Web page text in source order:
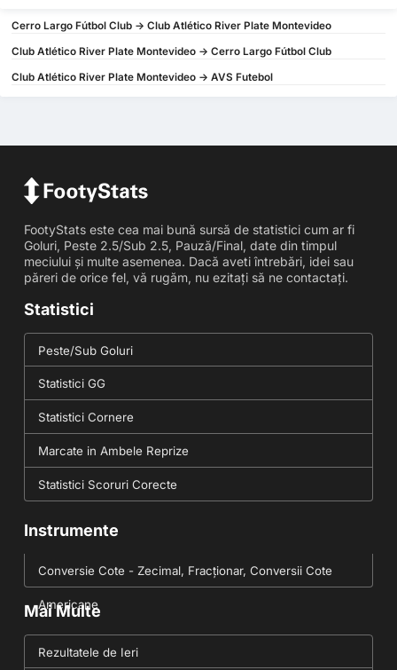
Cerro Largo Fútbol Club -> Club Atlético River Plate Montevideo
Club Atlético River Plate Montevideo -> Cerro Largo Fútbol Club
Club Atlético River Plate Montevideo -> AVS Futebol
FootyStats este cea mai bună sursă de statistici cum ar fi
Goluri, Peste 2.5/Sub 2.5, Pauză/Final, date din timpul
meciului și multe asemenea. Dacă aveti întrebări, idei sau
păreri de orice fel, vă rugăm, nu ezitați să ne contactați.
Statistici
Peste/Sub Goluri
Statistici GG
Statistici Cornere
Marcate in Ambele Reprize
Statistici Scoruri Corecte
Instrumente
Conversie Cote - Zecimal, Fracționar, Conversii Cote
Americane
Mai Multe
Rezultatele de Ieri